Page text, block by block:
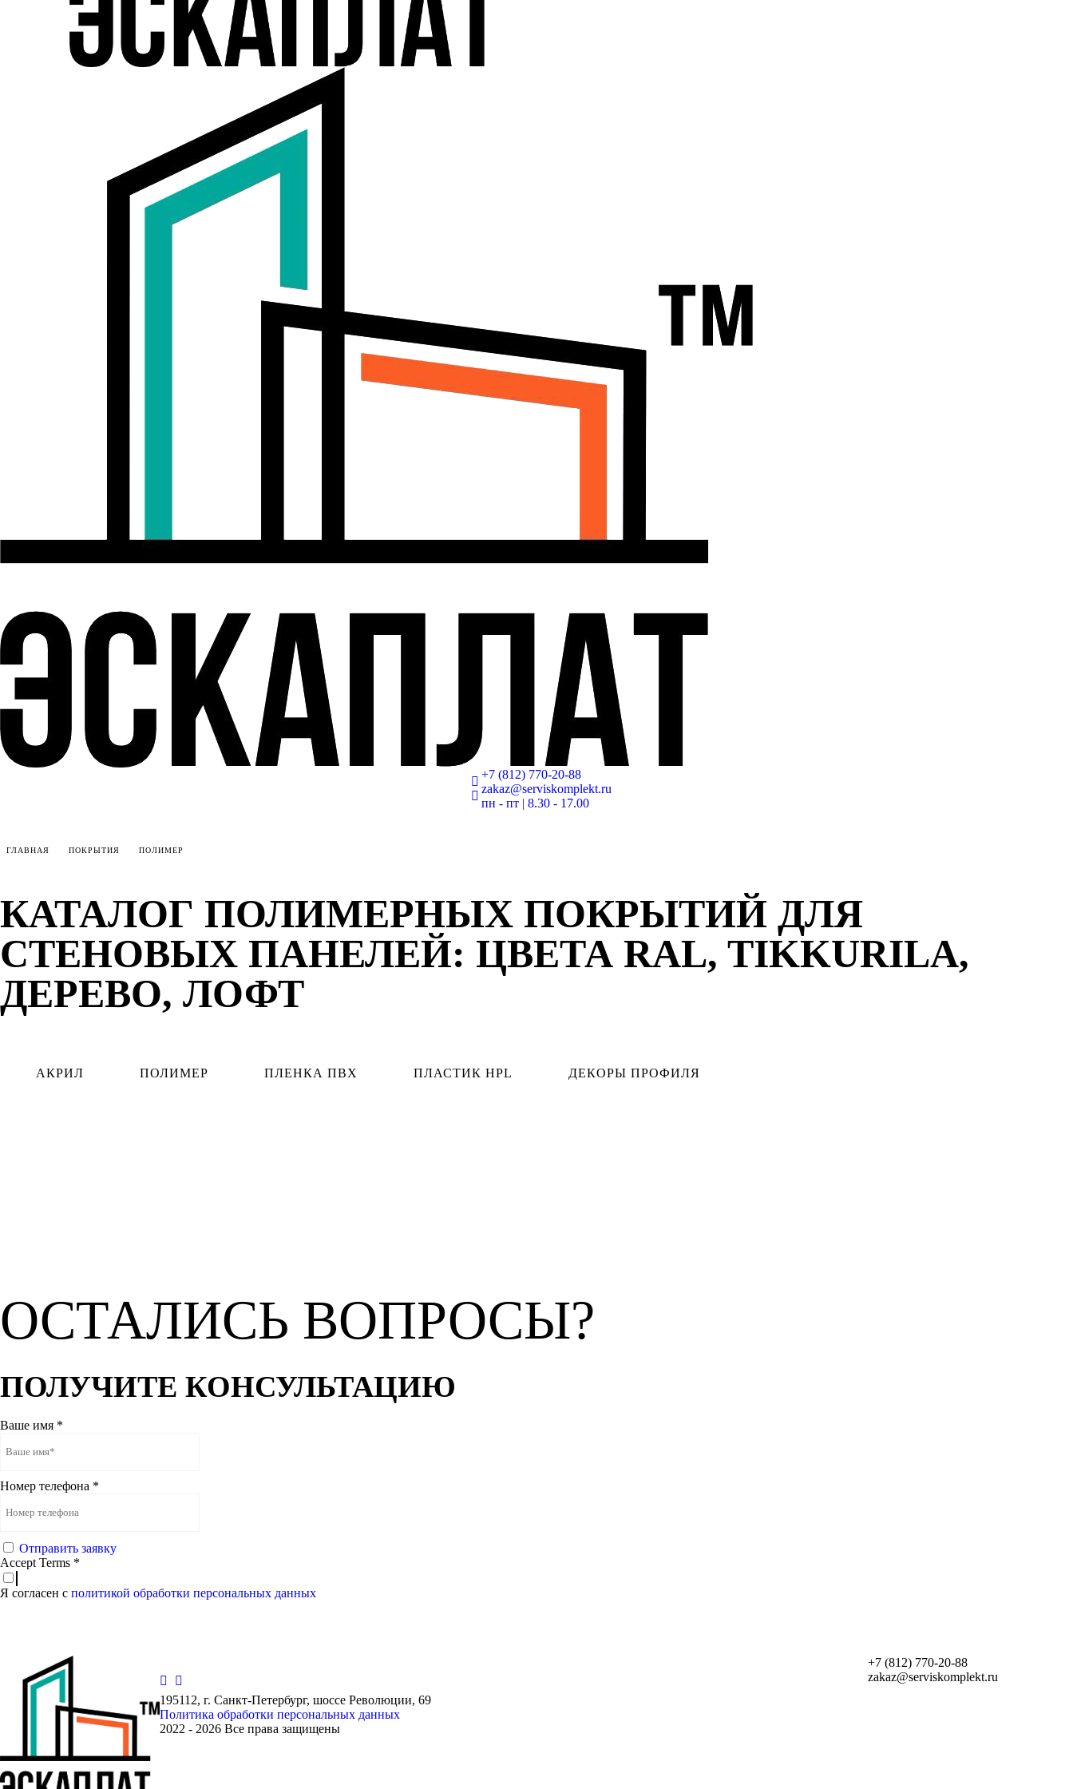
+7 (812) 770-20-88
zakaz@serviskomplekt.ru
пн - пт | 8.30 - 17.00
ГЛАВНАЯ ПОКРЫТИЯ ПОЛИМЕР
КАТАЛОГ ПОЛИМЕРНЫХ ПОКРЫТИЙ ДЛЯ
СТЕНОВЫХ ПАНЕЛЕЙ: ЦВЕТА RAL, TIKKURILA,
ДЕРЕВО, ЛОФТ
АКРИЛ ПОЛИМЕР ПЛЕНКА ПВХ ПЛАСТИК HPL ДЕКОРЫ ПРОФИЛЯ
ОСТАЛИСЬ ВОПРОСЫ?
ПОЛУЧИТЕ КОНСУЛЬТАЦИЮ
Ваше имя *
Номер телефона *
Отправить заявку
Accept Terms *
Я согласен с политикой обработки персональных данных
195112, г. Санкт-Петербург, шоссе Революции, 69
Политика обработки персональных данных
2022 - 2026 Все права защищены
+7 (812) 770-20-88
zakaz@serviskomplekt.ru